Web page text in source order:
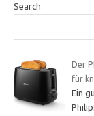
Search
Der
für
Ein